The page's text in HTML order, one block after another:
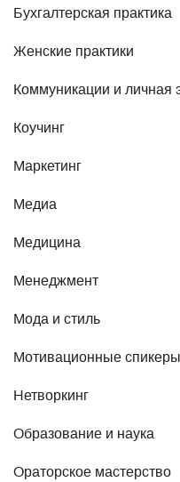
Бухгалтерская практика
Женские практики
Коммуникации и личная
Коучинг
Маркетинг
Медиа
Медицина
Менеджмент
Мода и стиль
Мотивационные спикеры
Нетворкинг
Образование и наука
Ораторское мастерство